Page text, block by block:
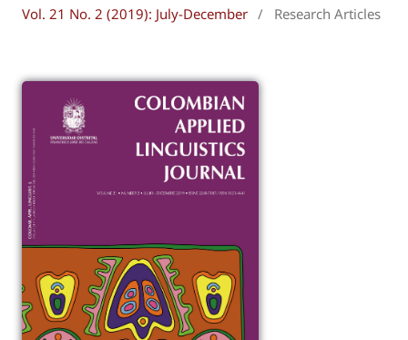
Vol. 21 No. 2 (2019): July-December / Research Articles